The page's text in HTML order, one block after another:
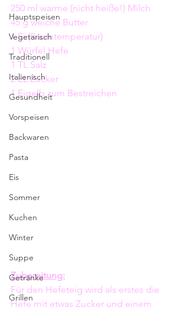
Hauptspeisen
Vegetarisch
Traditionell
Italienisch
Gesundheit
Vorspeisen
Backwaren
Pasta
Eis
Sommer
Kuchen
Winter
Suppe
Getränke
Grillen
250 ml warme (nicht heiße!) Milch
45 g weiche Butter
1 Ei (Raumtemperatur)
1 Würfel Hefe
1 TL Salz
2 EL Zucker
1 Eigelb zum Bestreichen
Zubereitung:
Für den Hefeteig wird als erstes die
Hefe mit etwas Zucker und einem